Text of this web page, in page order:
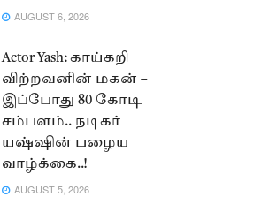
AUGUST 6, 2026
Actor Yash: காய்கறி
விற்றவனின் மகன் –
இப்போது 80 கோடி
சம்பளம்.. நடிகர்
யஷ்ஷின் பழைய
வாழ்க்கை..!
AUGUST 5, 2026